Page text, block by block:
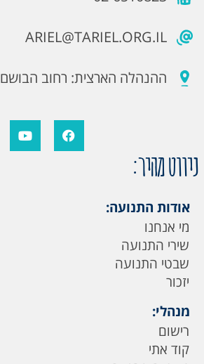
ARIEL@TARIEL.ORG.IL
ההנהלה הארצית: רחוב הבושם 11, גילה ירושלים
ניווט מהיר:
אודות התנועה:
מי אנחנו
שירי התנועה
שבטי התנועה
יזכור
מנהלי:
רישום
קוד אתי